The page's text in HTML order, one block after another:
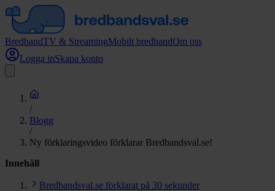
BredbandTV & StreamingMobilt bredbandOm oss
Logga inSkapa konto
/
Blogg
/
Ny förklaringsvideo förklarar Bredbandsval.se!
Innehåll
Bredbandsval.se förklarat på 30 sekunder